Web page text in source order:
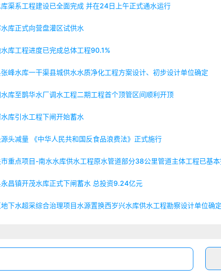
渠系工程建设已全面完成 并在24日上午正式通水运行
库正式向营盘灌区试供水
库工程进度已完成总体工程90.1%
峰水库一干渠县城供水水质净化工程方案设计、初步设计单位确定
库至鹊华水厂调水工程二期工程首个顶管区间顺利开顶
库引水工程下闸开始蓄水
头减量 《中华人民共和国反食品浪费法》正式施行
重点项目-南水水库供水工程原水管道部分38公里管道主体工程已基
昌镇开茂水库正式下闸蓄水 总投资9.24亿元
下水超采综合治理项目水源置换西岁兴水库供水工程勘察设计单位确定